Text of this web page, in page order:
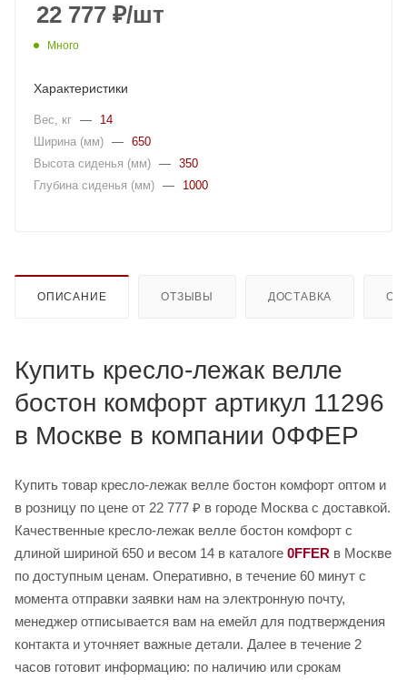
22 777 ₽/шт
Много
Характеристики
Вес, кг —
14
Ширина (мм) — 650
Высота сиденья (мм) — 350
Глубина сиденья (мм) — 1000
ОПИСАНИЕ ОТЗЫВЫ ДОСТАВКА
Купить кресло-лежак велле
бостон комфорт артикул 11296
в Москве в компании 0ФФЕР
Купить товар кресло-лежак велле бостон комфорт оптом и
в розницу по цене от 22 777 ₽ в городе Москва с доставкой.
Качественные кресло-лежак велле бостон комфорт с
длиной шириной 650 и весом 14 в каталоге 0FFER в Москве
по доступным ценам. Оперативно, в течение 60 минут с
момента отправки заявки нам на электронную почту,
менеджер отписывается вам на емейл для подтверждения
контакта и уточняет важные детали. Далее в течение 2
часов готовит информацию: по наличию или срокам